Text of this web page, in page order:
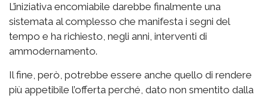
L’iniziativa encomiabile darebbe finalmente una
sistemata al complesso che manifesta i segni del
tempo e ha richiesto, negli anni, interventi di
ammodernamento.
Il fine, però, potrebbe essere anche quello di rendere
più appetibile l’offerta perché, dato non smentito dalla